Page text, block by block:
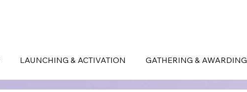
LAUNCHING & ACTIVATION GATHERING & AWARDING